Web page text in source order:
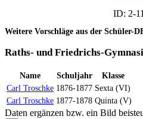
ID: 2-
Weitere Vorschläge aus der Schüler-
Raths- und Friedrichs-
Name Schuljahr
Klasse
Carl Troschke 1876-1877 Sexta (VI)
Carl Troschke 1877-1878 Quinta (V)
Daten ergänzen bzw. ein Bild